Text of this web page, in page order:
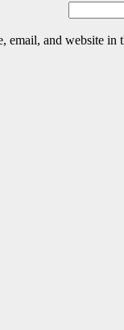
email, and website in